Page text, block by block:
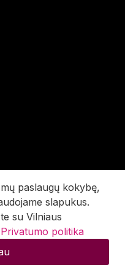
paslaugų kokybę,
slapukus.
su Vilniaus
Privatumo politika